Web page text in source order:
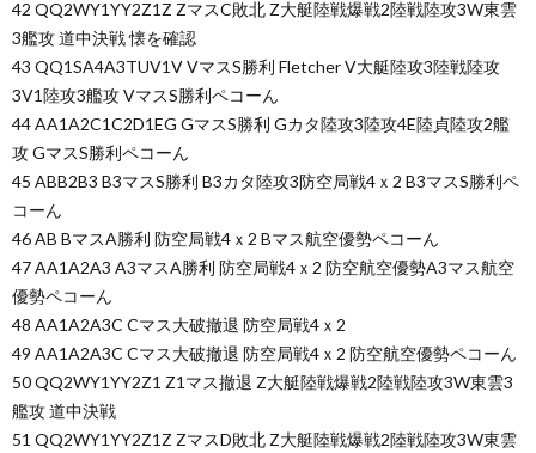
42 QQ2WY1YY2Z1Z ZマスC敗北 Z大艇陸戦爆戦2陸戦陸攻3W東雲
3艦攻 道中決戦 懐を確認
43 QQ1SA4A3TUV1V VマスS勝利 Fletcher V大艇陸攻3陸戦陸攻
3V1陸攻3艦攻 VマスS勝利ペコーん
44 AA1A2C1C2D1EG GマスS勝利 Gカタ陸攻3陸攻4E陸貞陸攻2艦
攻 GマスS勝利ペコーん
45 ABB2B3 B3マスS勝利 B3カタ陸攻3防空局戦4ｘ2 B3マスS勝利ペ
コーん
46 AB BマスA勝利 防空局戦4ｘ2 Bマス航空優勢ペコーん
47 AA1A2A3 A3マスA勝利 防空局戦4ｘ2 防空航空優勢A3マス航空
優勢ペコーん
48 AA1A2A3C Cマス大破撤退 防空局戦4ｘ2
49 AA1A2A3C Cマス大破撤退 防空局戦4ｘ2 防空航空優勢ペコーん
50 QQ2WY1YY2Z1 Z1マス撤退 Z大艇陸戦爆戦2陸戦陸攻3W東雲3
艦攻 道中決戦
51 QQ2WY1YY2Z1Z ZマスD敗北 Z大艇陸戦爆戦2陸戦陸攻3W東雲